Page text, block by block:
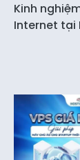
Kinh
Internet tại